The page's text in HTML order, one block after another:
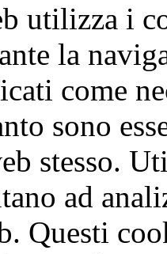
utilizza i
la
come
sono
stesso.
ad
Questi